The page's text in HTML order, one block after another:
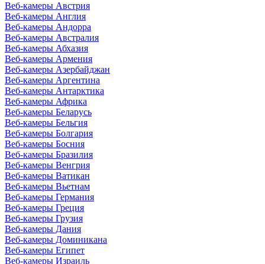
Веб-камеры Австрия
Веб-камеры Англия
Веб-камеры Андорра
Веб-камеры Австралия
Веб-камеры Абхазия
Веб-камеры Армения
Веб-камеры Азербайджан
Веб-камеры Аргентина
Веб-камеры Антарктика
Веб-камеры Африка
Веб-камеры Беларусь
Веб-камеры Бельгия
Веб-камеры Болгария
Веб-камеры Босния
Веб-камеры Бразилия
Веб-камеры Венгрия
Веб-камеры Ватикан
Веб-камеры Вьетнам
Веб-камеры Германия
Веб-камеры Греция
Веб-камеры Грузия
Веб-камеры Дания
Веб-камеры Доминикана
Веб-камеры Египет
Веб-камеры Израиль